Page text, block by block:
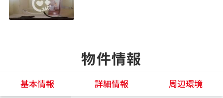
物件情報
基本情報 詳細情報 周辺環境